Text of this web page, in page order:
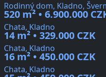
Rodinný dom, Kladno,
520 m² • 6.900.000
Chata, Kladno
14 m² • 329.000 CZK
Chata, Kladno
16 m² • 450.000 CZK
Chata, Kladno